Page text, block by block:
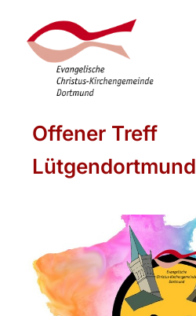
Offener Treff
Lütgendortmund